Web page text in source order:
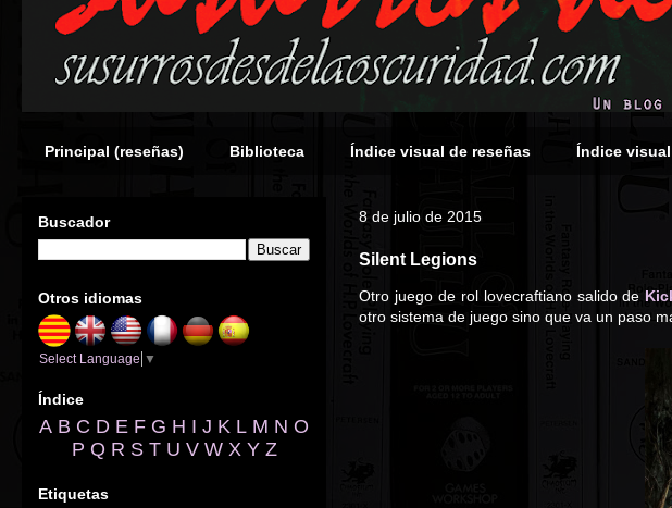
Principal (reseñas) Biblioteca Índice visual de reseñas Índice
8 de julio de 2015
Silent Legions
Otro juego de rol lovecraftiano salido de
otro sistema de juego sino que va un paso
Buscador
Otros idiomas
Select Language ▼
Índice
A B C D E F G H I J K L M N O
P Q R S T U V W X Y Z
Etiquetas